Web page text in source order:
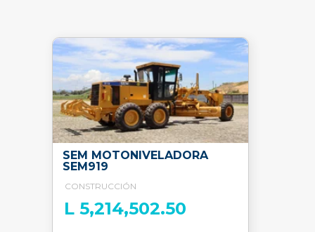
SEM MOTONIVELADORA
SEM919
CONSTRUCCIÓN
L 5,214,502.50